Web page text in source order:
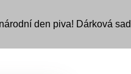
den piva! Dárková